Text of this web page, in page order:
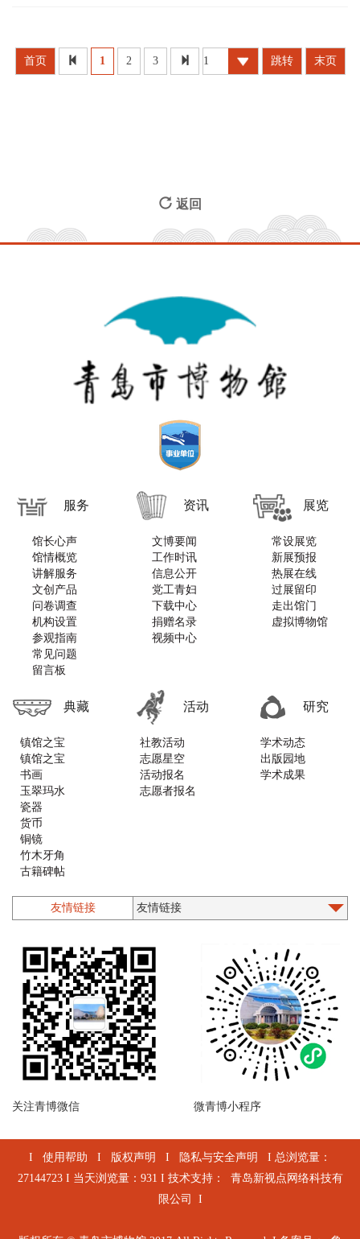
首页 1 2 3 跳转 末页
返回
服务
馆长心声
馆情概览
讲解服务
文创产品
问卷调查
机构设置
参观指南
常见问题
留言板
资讯
文博要闻
工作时讯
信息公开
党工青妇
下载中心
捐赠名录
视频中心
展览
常设展览
新展预报
热展在线
过展留印
走出馆门
虚拟博物馆
典藏
镇馆之宝
镇馆之宝
书画
玉翠玛水
瓷器
货币
铜镜
竹木牙角
古籍碑帖
漆器螺钿
石质类
墨砚
木版年画
乐器
珐琅
陶器
造像
近现代文物
其他
陶文
活动
社教活动
志愿星空
活动报名
志愿者报名
研究
学术动态
出版园地
学术成果
友情链接
关注青博微信 微青博小程序
I 使用帮助 I 版权声明 I 隐私与安全声明
I 总浏览量：
27144723 I 当天浏览量：931 I 技术支持：
青岛新视点网络科技有
限公司
I